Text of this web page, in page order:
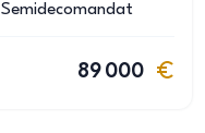
Semidecomandat
89 000